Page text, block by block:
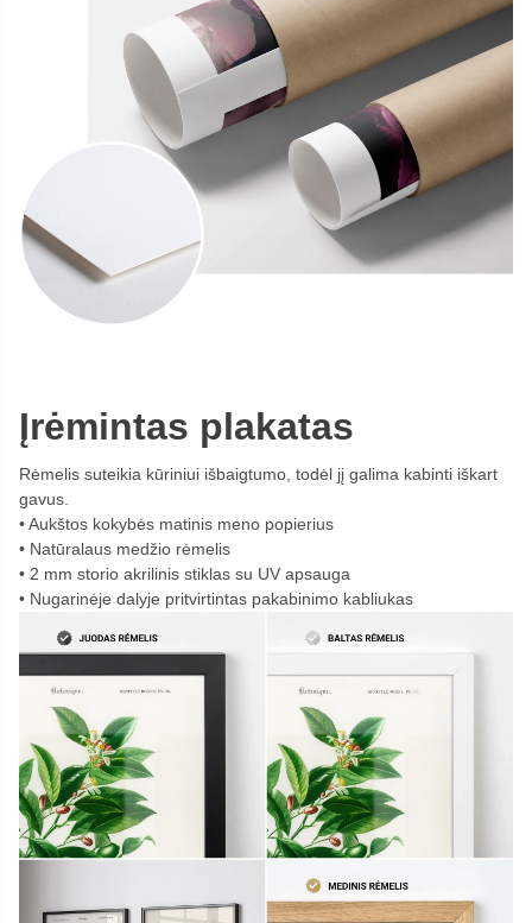
Įrėmintas plakatas
Rėmelis suteikia kūriniui išbaigtumo, todėl jį galima kabinti iškart
gavus.
Aukštos kokybės matinis meno popierius
Natūralaus medžio rėmelis
2 mm storio akrilinis stiklas su UV apsauga
Nugarinėje dalyje pritvirtintas pakabinimo kabliukas